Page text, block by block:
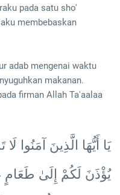
pada satu sho'
membebaskan
adab mengenai waktu
makanan.
firman Allah Ta'aalaa
يَا أَيُّهَا الَّذِينَ آمَنُوا
يُؤْذَنَ لَكُمْ إِلَىٰ طَعَامٍ